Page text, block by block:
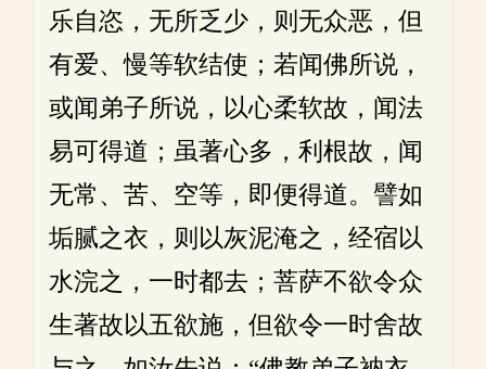
乐自恣，无所乏少，则无众恶，但
有爱、慢等软结使；若闻佛所说，
或闻弟子所说，以心柔软故，闻法
易可得道；虽著心多，利根故，闻
无常、苦、空等，即便得道。譬如
垢腻之衣，则以灰泥淹之，经宿以
水浣之，一时都去；菩萨不欲令众
生著故以五欲施，但欲令一时舍故